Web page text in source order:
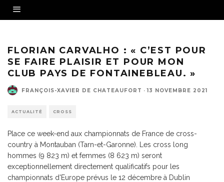
FLORIAN CARVALHO : « C’EST POUR
SE FAIRE PLAISIR ET POUR MON
CLUB PAYS DE FONTAINEBLEAU. »
FRANÇOIS-XAVIER DE CHATEAUFORT · 13 NOVEMBRE 2021
ACTUALITÉ CROSS
Place ce week-end aux championnats de France de cross-
country à Montauban (Tarn-et-Garonne). Les cross long
hommes (9 823 m) et femmes (8 623 m) seront
exceptionnellement directement qualificatifs pour les
championnats d'Europe prévus le 12 décembre à Dublin